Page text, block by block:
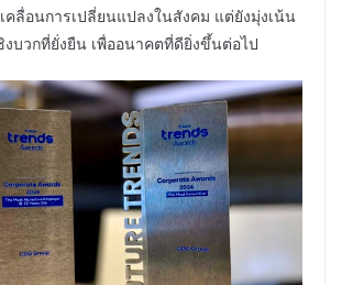
คลื่อนการเปลี่ยนแปลงในสังคม แต่ยังมุ่งเน้น
งบวกที่ยั่งยืน เพื่ออนาคตที่ดียิ่งขึ้นต่อไป